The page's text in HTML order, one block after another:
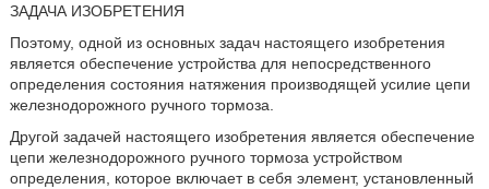
ЗАДАЧА ИЗОБРЕТЕНИЯ
Поэтому, одной из основных задач настоящего изобретения
является обеспечение устройства для непосредственного
определения состояния натяжения производящей усилие цепи
железнодорожного ручного тормоза.
Другой задачей настоящего изобретения является обеспечение
цепи железнодорожного ручного тормоза устройством
определения, которое включает в себя элемент, установленный